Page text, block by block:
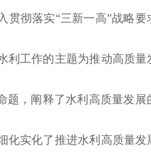
贯彻落实“三新一高”战略
利工作的主题为推动高质
题，阐释了水利高质量发
化实化了推进水利高质量